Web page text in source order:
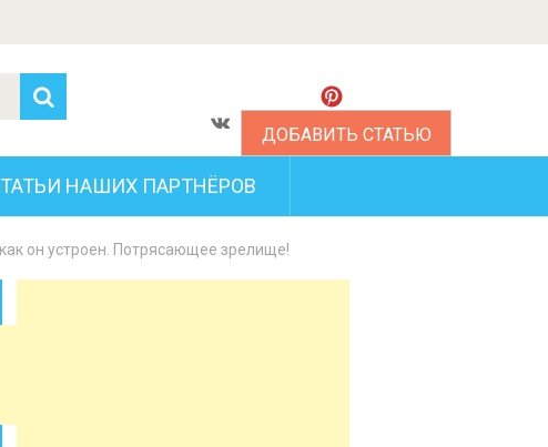
ДОБАВИТЬ СТАТЬЮ
НАШИХ ПАРТНЁРОВ
он устроен. Потрясающее зрелище!